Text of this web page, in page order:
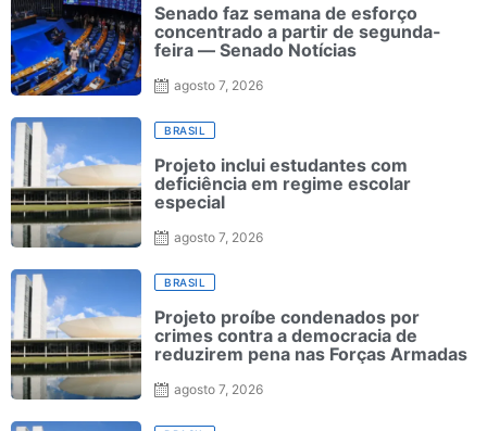
Senado faz semana de esforço
concentrado a partir de segunda-
feira — Senado Notícias
agosto 7, 2026
BRASIL
Projeto inclui estudantes com
deficiência em regime escolar
especial
agosto 7, 2026
BRASIL
Projeto proíbe condenados por
crimes contra a democracia de
reduzirem pena nas Forças Armadas
agosto 7, 2026